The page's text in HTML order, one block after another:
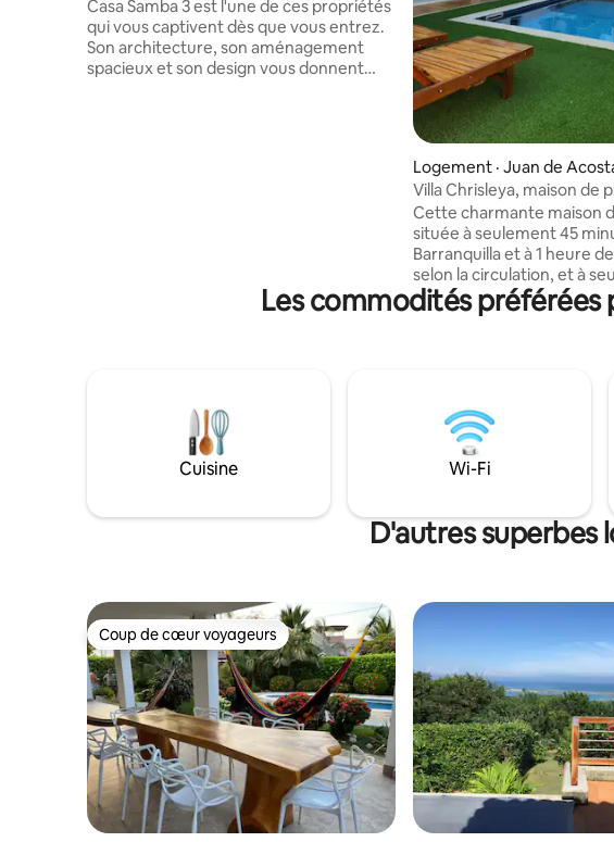
Casa Samba 3 est l'une de ces propriétés
qui vous captivent dès que vous entrez.
Son architecture, son aménagement
spacieux et son design vous donnent
confortables garantissent le meilleur
Logement · Juan de
Villa Chrisleya, maison de
Cette charmante maison
située à seulement 45
Barranquilla et à 1 heure
selon la circulation, et à
5 minutes à pied de la
Veronica. Il offre un
jouer. La cuisine
barbecue offrent un
pour des aventures
la douce brise marine
Les commodités préférées
Cuisine Wi-Fi
D'autres superbes
Coup de cœur voyageurs
Coup de cœur voyageurs